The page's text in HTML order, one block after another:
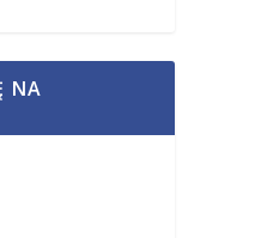
NA